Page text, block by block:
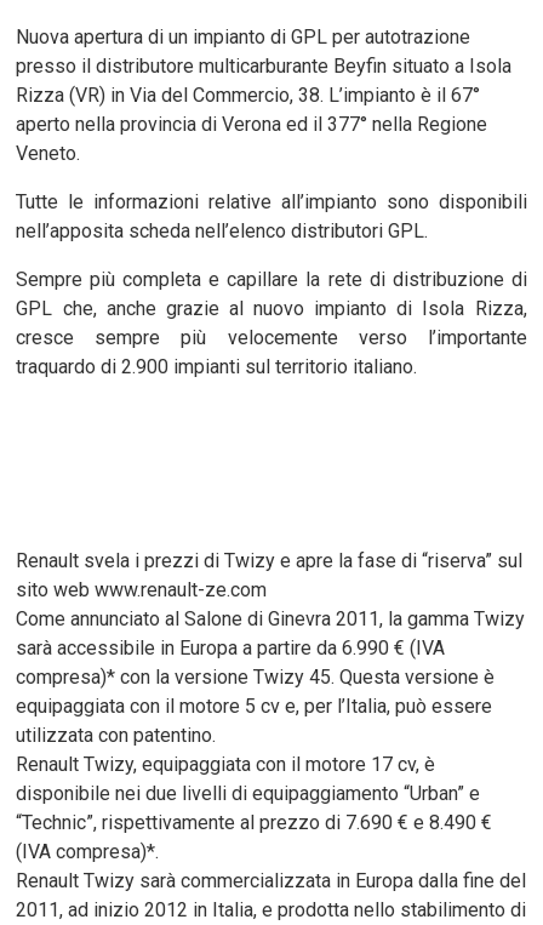
Nuova apertura di un impianto di GPL per autotrazione
presso il distributore multicarburante Beyfin situato a Isola
Rizza (VR) in Via del Commercio, 38. L’impianto è il 67°
aperto nella provincia di Verona ed il 377° nella Regione
Veneto.
Tutte le informazioni relative all’impianto sono disponibili
nell’apposita scheda nell’elenco distributori GPL.
Sempre più completa e capillare la rete di distribuzione di
GPL che, anche grazie al nuovo impianto di Isola Rizza,
cresce sempre più velocemente verso l’importante
traquardo di 2.900 impianti sul territorio italiano.
Renault svela i prezzi di Twizy e apre la fase di “riserva” sul
sito web www.renault-ze.com
Come annunciato al Salone di Ginevra 2011, la gamma Twizy
sarà accessibile in Europa a partire da 6.990 € (IVA
compresa)* con la versione Twizy 45. Questa versione è
equipaggiata con il motore 5 cv e, per l’Italia, può essere
utilizzata con patentino.
Renault Twizy, equipaggiata con il motore 17 cv, è
disponibile nei due livelli di equipaggiamento “Urban” e
“Technic”, rispettivamente al prezzo di 7.690 € e 8.490 €
(IVA compresa)*.
Renault Twizy sarà commercializzata in Europa dalla fine del
2011, ad inizio 2012 in Italia, e prodotta nello stabilimento di